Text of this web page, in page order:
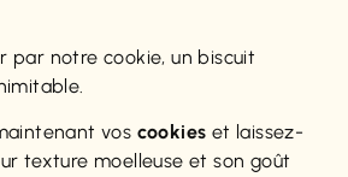
par notre cookie, un biscuit
vos cookies et laissez-
texture moelleuse et son goût